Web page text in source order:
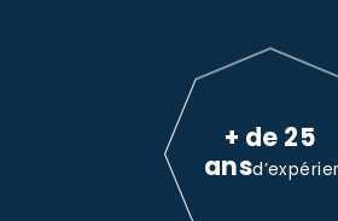
+ de 25
ans